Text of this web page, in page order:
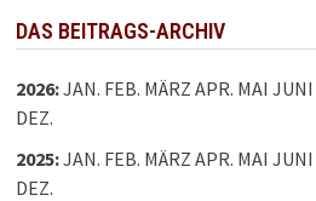
DAS BEITRAGS-ARCHIV
2026:JAN. FEB. MÄRZ APR. MAI JUNI
DEZ.
2025:JAN. FEB. MÄRZ APR. MAI JUNI
DEZ.